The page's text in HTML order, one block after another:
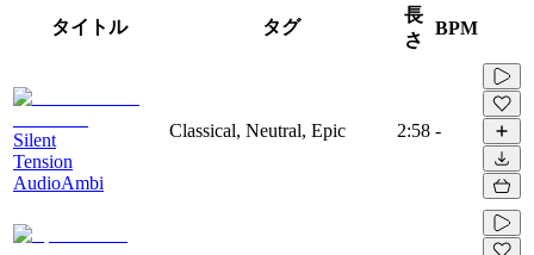
タイトル タグ
長
さ
BPM
Silent
Tension
AudioAmbi
Classical, Neutral, Epic 2:58 -